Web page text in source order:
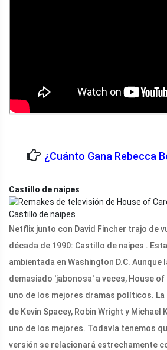
¿Cuánto Gana Rebecca
Castillo de naipes
Castillo de naipes
Netflix junto con David Fincher trajo de
década de 1990: Castillo de naipes .
ambientada en Washington D.C. Aunque
demasiado 'jabonosa' a veces, House of
uno de los mejores dramas políticos.
de Kevin Spacey, Robin Wright y Michael
uno de los mejores. Todavía tenemos
versión se relacionará estrechamente